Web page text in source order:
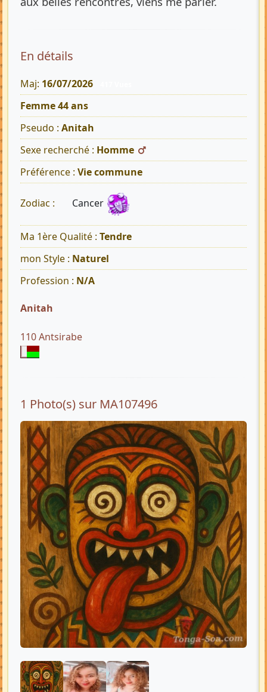
En détails
Maj: 16/07/2026
Femme 44 ans
Pseudo : Anitah
Sexe recherché : Homme
Préférence : Vie commune
Zodiac : Cancer
Ma 1ère Qualité : Tendre
mon Style : Naturel
Profession : N/A
Anitah
110 Antsirabe
1 Photo(s) sur MA107496